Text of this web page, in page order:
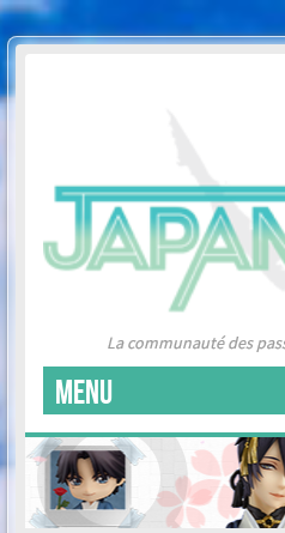
La communauté des
MENU